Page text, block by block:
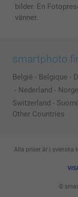
bilder. En
vänner.
smartphoto
België - Belgique -
- Nederland - Norge
Switzerland - Suomi
Other Countries
©
Alla priser är i svenska